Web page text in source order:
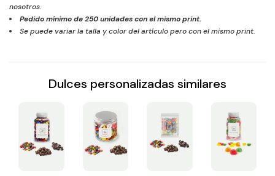
nosotros.
Pedido mínimo de250unidades con el mismo print.
Se puede variar la talla y color del artículo pero con el mismo print.
Dulces personalizadas similares